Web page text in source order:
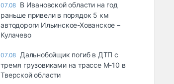
07.08 В Ивановской области на год
раньше привели в порядок 5 км
автодороги Ильинское-Хованское –
Кулачево
07.08 Дальнобойщик погиб в ДТП с
тремя грузовиками на трассе М-10 в
Тверской области